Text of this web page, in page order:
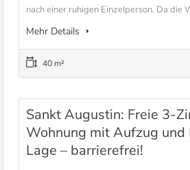
nach einer ruhigen Einzelperson. Da die
Mehr Details
40 m²
Sankt Augustin: Freie 3-
Wohnung mit Aufzug und
Lage – barrierefrei!